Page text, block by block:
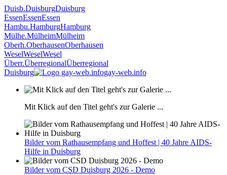
Duisb.DuisburgDuisburg
EssenEssenEssen
Hambu.HamburgHamburg
Mülhe.MülheimMülheim
Oberh.OberhausenOberhausen
WeselWeselWesel
Überr.ÜberregionalÜberregional
Duisburg
gay-web.info
Mit Klick auf den Titel geht's zur Galerie ...
Bilder vom Rathausempfang und Hoffest | 40 Jahre AIDS-
Hilfe in Duisburg
Bilder vom CSD Duisburg 2026 - Demo